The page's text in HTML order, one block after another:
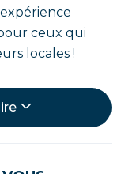
ceux qui
locales !